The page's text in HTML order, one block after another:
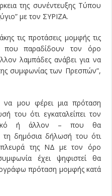
της συνέντευξης Τύπου
με τον ΣΥΡΙΖΑ.
τις προτάσεις μομφής τις
που παραδίδουν τον όρο
λαμπάδες ανάβει για να
συμφωνίας των Πρεσπών”,
να μου φέρει μια πρόταση
του ότι εγκαταλείπει τον
ή άλλον – που θα
τη δημόσια δήλωσή του ότι
της ΝΔ με τον όρο
έχει ψηφιστεί θα
πρόταση μομφής κατά